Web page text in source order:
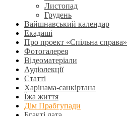
Листопад
Грудень
Вайшнавський календар
Екадаші
Про проект «Спільна справа»
Фотогалерея
Відеоматеріали
Аудіолекції
Статті
Харінама-санкіртана
Їжа життя
Дім Прабгупади